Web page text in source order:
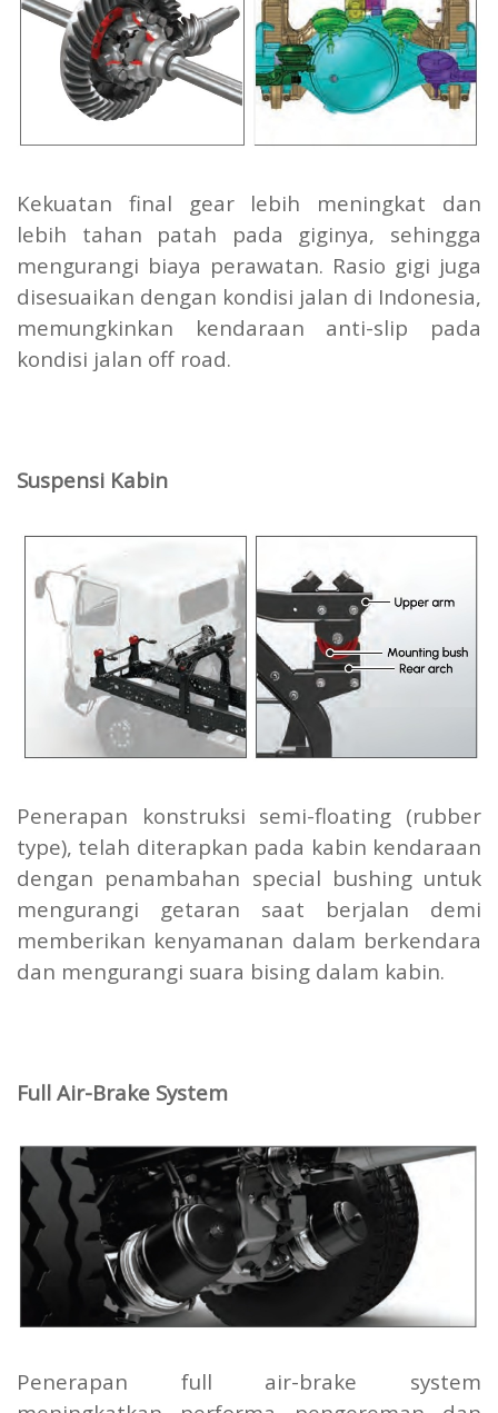
Kekuatan final gear lebih meningkat dan
lebih tahan patah pada giginya, sehingga
mengurangi biaya perawatan. Rasio gigi juga
disesuaikan dengan kondisi jalan di Indonesia,
memungkinkan kendaraan anti-slip pada
kondisi jalan off road.
Suspensi Kabin
Penerapan konstruksi semi-floating (rubber
type), telah diterapkan pada kabin kendaraan
dengan penambahan special bushing untuk
mengurangi getaran saat berjalan demi
memberikan kenyamanan dalam berkendara
dan mengurangi suara bising dalam kabin.
Full Air-Brake System
Penerapan full air-brake system